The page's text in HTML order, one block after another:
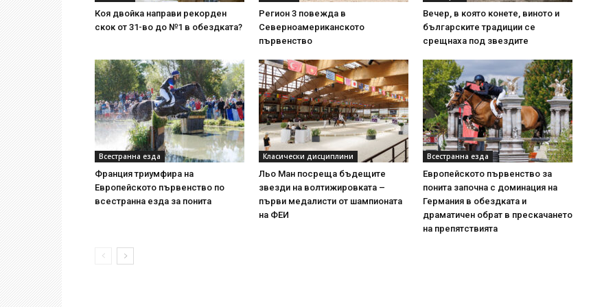
Коя двойка направи рекорден
скок от 31-во до №1 в обездката?
Регион 3 повежда в
Северноамериканското
първенство
Вечер, в която конете, виното и
българските традиции се
срещнаха под звездите
Всестранна езда
Франция триумфира на
Европейското първенство по
всестранна езда за понита
Класически дисциплини
Льо Ман посреща бъдещите
звезди на волтижировката –
първи медалисти от шампионата
на ФЕИ
Всестранна езда
Европейското първенство за
понита започна с доминация на
Германия в обездката и
драматичен обрат в прескачането
на препятствията